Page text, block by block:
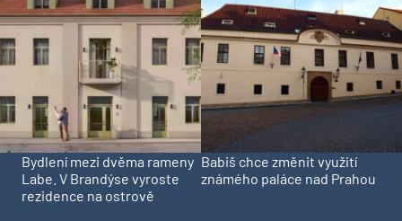
Bydlení mezi dvěma rameny
Labe. V Brandýse vyroste
rezidence na ostrově
Babiš chce změnit využití
známého paláce nad Prahou